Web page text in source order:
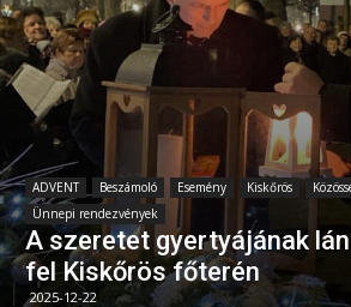
ADVENT Beszámoló Esemény Kiskőrös
Ünnepi rendezvények
A szeretet gyertyájának
fel Kiskőrös főterén
2025-12-22